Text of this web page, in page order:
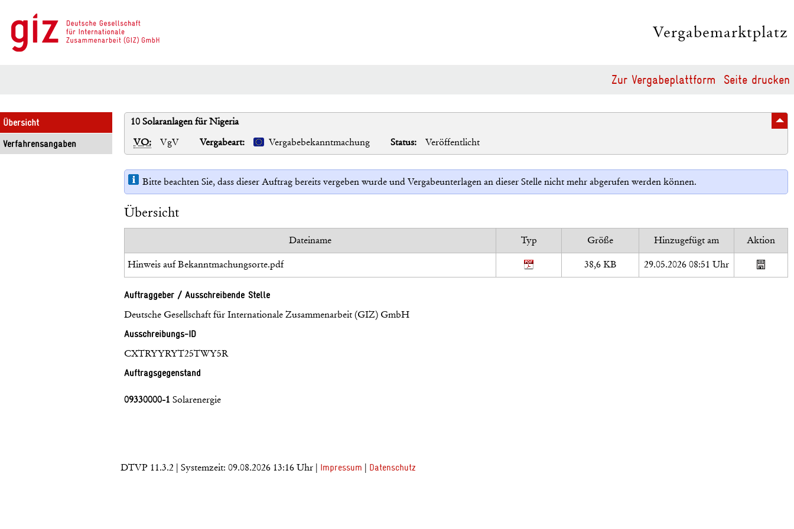
Vergabemarktplatz
Zur Vergabeplattform Seite drucken
Übersicht
Verfahrensangaben
10 Solaranlagen für Nigeria
VO:
VgV Vergabeart: Vergabebekanntmachung Status: Veröffentlicht
Bitte beachten Sie, dass dieser Auftrag bereits vergeben wurde und Vergabeunterlagen an dieser Stelle nicht mehr abgerufen werden können.
Übersicht
Dateiname Typ Größe Hinzugefügt am Aktion
Hinweis auf Bekanntmachungsorte.pdf 38,6 KB 29.05.2026 08:51 Uhr
Auftraggeber / Ausschreibende Stelle
Deutsche Gesellschaft für Internationale Zusammenarbeit (GIZ) GmbH
Ausschreibungs-ID
CXTRYYRYT25TWY5R
Auftragsgegenstand
09330000-1 Solarenergie
DTVP 11.3.2 | Systemzeit: 09.08.2026 13:16 Uhr | Impressum | Datenschutz